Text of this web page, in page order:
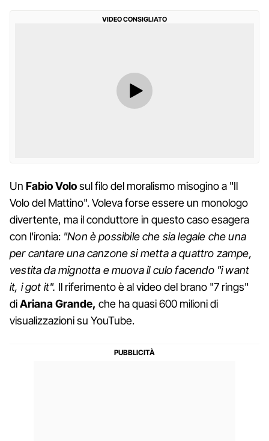
VIDEO CONSIGLIATO
Un FabioVolosul filo del moralismo misogino a "Il
Volo del Mattino". Voleva forse essere un monologo
divertente, ma il conduttore in questo caso esagera
con l'ironia: "Non è possibile che sia legale che una
per cantare una canzone si metta a quattro zampe,
vestita da mignotta e muova il culo facendo "i want
it, i got it". Il riferimento è al video del brano "7 rings"
diAriana Grande, che ha quasi 600 milioni di
visualizzazioni su YouTube.